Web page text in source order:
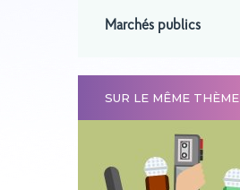
Marchés publics
SUR LE MÊME THÈME